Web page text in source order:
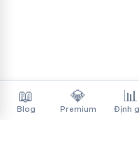
📖
Blog
💎
Premium
📊
Định